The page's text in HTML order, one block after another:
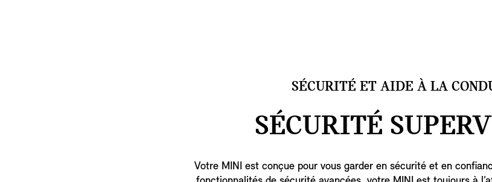
SÉCURITÉ ET AIDE À LA
SÉCURITÉ
Votre MINI est conçue pour vous garder en sécurité et en